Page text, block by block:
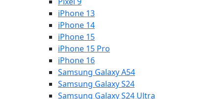
iPhone 13
iPhone 14
iPhone 15
iPhone 15 Pro
iPhone 16
Samsung Galaxy A54
Samsung Galaxy S24
Samsung Galaxy S24 Ultra